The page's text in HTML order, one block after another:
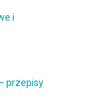
i
przepisy